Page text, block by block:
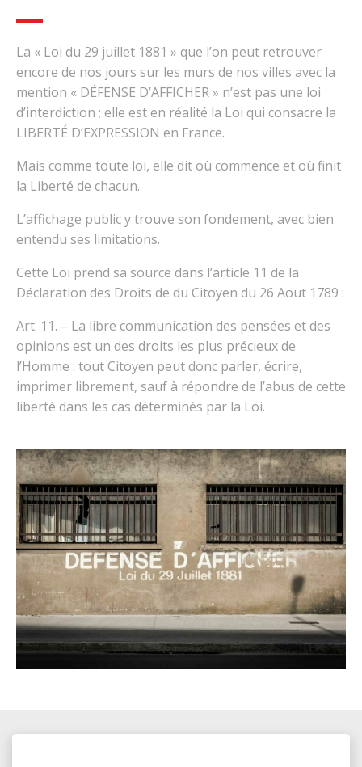
La « Loi du 29 juillet 1881 » que l’on peut retrouver
encore de nos jours sur les murs de nos villes avec la
mention « DÉFENSE D’AFFICHER » n’est pas une loi
d’interdiction ; elle est en réalité la Loi qui consacre la
LIBERTÉ D’EXPRESSION en France.
Mais comme toute loi, elle dit où commence et où finit
la Liberté de chacun.
L’affichage public y trouve son fondement, avec bien
entendu ses limitations.
Cette Loi prend sa source dans l’article 11 de la
Déclaration des Droits de du Citoyen du 26 Aout 1789 :
Art. 11. – La libre communication des pensées et des
opinions est un des droits les plus précieux de
l’Homme : tout Citoyen peut donc parler, écrire,
imprimer librement, sauf à répondre de l’abus de cette
liberté dans les cas déterminés par la Loi.